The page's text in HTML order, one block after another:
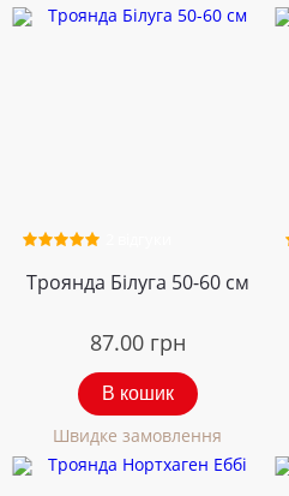
Троянда Білуга 50-60 см
87.00 грн
В кошик
Швидке замовлення